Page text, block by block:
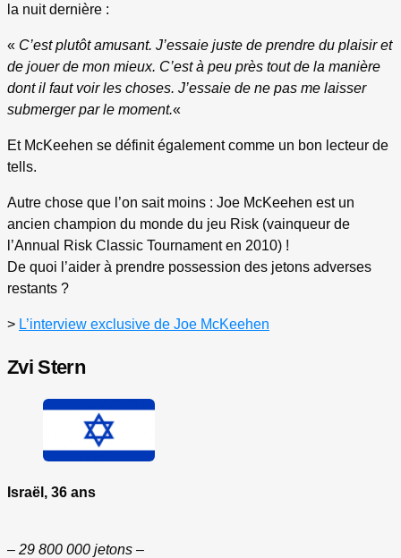
la nuit dernière :
« C’est plutôt amusant. J’essaie juste de prendre du plaisir et
de jouer de mon mieux. C’est à peu près tout de la manière
dont il faut voir les choses. J’essaie de ne pas me laisser
submerger par le moment.«
Et McKeehen se définit également comme un bon lecteur de
tells.
Autre chose que l’on sait moins : Joe McKeehen est un
ancien champion du monde du jeu Risk (vainqueur de
l’Annual Risk Classic Tournament en 2010) !
De quoi l’aider à prendre possession des jetons adverses
restants ?
> L’interview exclusive de Joe McKeehen
Zvi Stern
Israël, 36 ans
– 29 800 000 jetons –